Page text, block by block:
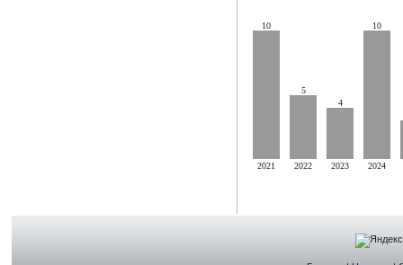
10
5
4
10
2021 2022 2023 2024